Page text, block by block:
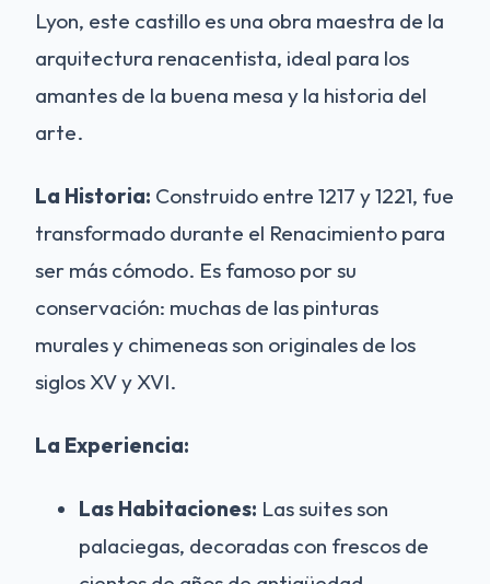
Lyon, este castillo es una obra maestra de la
arquitectura renacentista, ideal para los
amantes de la buena mesa y la historia del
arte.
La Historia: Construido entre 1217 y 1221, fue
transformado durante el Renacimiento para
ser más cómodo. Es famoso por su
conservación: muchas de las pinturas
murales y chimeneas son originales de los
siglos XV y XVI.
La Experiencia:
Las Habitaciones: Las suites son
palaciegas, decoradas con frescos de